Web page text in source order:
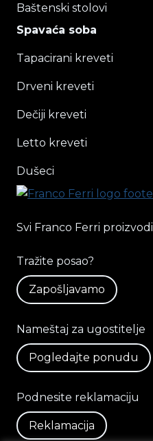
Baštenski stolovi
Spavaća soba
Tapacirani kreveti
Drveni kreveti
Dečiji kreveti
Letto kreveti
Dušeci
Svi Franco Ferri proizvodi
Tražite posao?
Zapošljavamo
Nameštaj za ugostitelje
Pogledajte ponudu
Podnesite reklamaciju
Reklamacija